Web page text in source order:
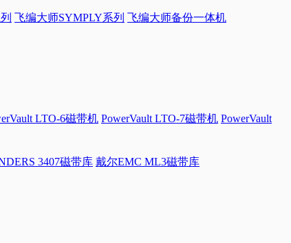
飞编大师SYMPLY系列 飞编大师备份一体机
LTO-6磁带机 PowerVault LTO-7磁带机 PowerVault
3407磁带库 戴尔EMC ML3磁带库